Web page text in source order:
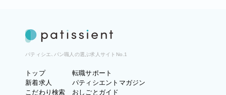
パティシエ、パン職人の選ぶ求人サイトNo.1
トップ
新着求人
こだわり検索
転職サポート
パティシエントマガジン
おしごとガイド